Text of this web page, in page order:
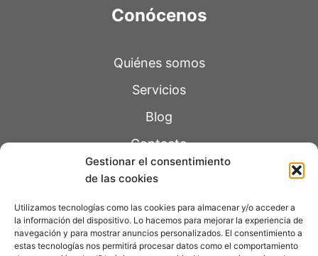
Gestionar el consentimiento
de las cookies
Utilizamos tecnologías como las cookies para almacenar y/o acceder a
la información del dispositivo. Lo hacemos para mejorar la experiencia de
navegación y para mostrar anuncios personalizados. El consentimiento a
estas tecnologías nos permitirá procesar datos como el comportamiento
Conócenos
Quiénes somos
Servicios
Blog
Contacto
Política de Privacidad